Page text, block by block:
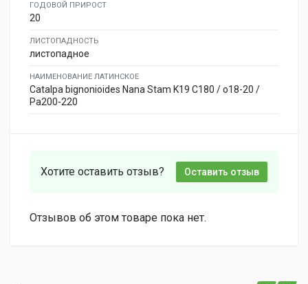
ГОДОВОЙ ПРИРОСТ
20
ЛИСТОПАДНОСТЬ
листопадное
НАИМЕНОВАНИЕ ЛАТИНСКОЕ
Catalpa bignonioides Nana Stam K19 C180 / o18-20 /
Pa200-220
Хотите оставить отзыв? Оставить отзыв
Отзывов об этом товаре пока нет.